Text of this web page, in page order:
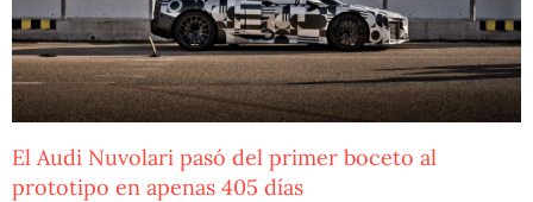
El Audi Nuvolari pasó del primer boceto al
prototipo en apenas 405 días